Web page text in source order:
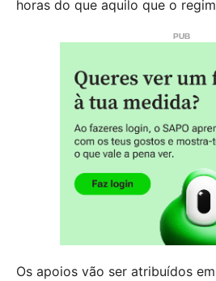
horas do que aquilo que o
Os apoios vão ser atribuídos